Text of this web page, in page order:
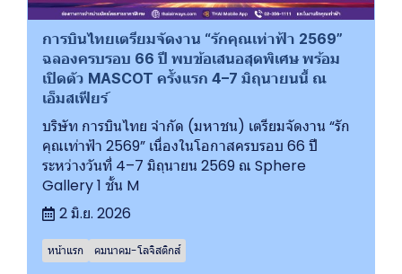
การบินไทยเตรียมจัดงาน “รักคุณเท่าฟ้า 2569”
ฉลองครบรอบ 66 ปี พบข้อเสนอสุดพิเศษ พร้อม
เปิดตัว MASCOT ครั้งแรก 4–7 มิถุนายนนี้ ณ
เอ็มสเฟียร์
บริษัท การบินไทย จำกัด (มหาชน) เตรียมจัดงาน “รัก
คุณเท่าฟ้า 2569” เนื่องในโอกาสครบรอบ 66 ปี
ระหว่างวันที่ 4–7 มิถุนายน 2569 ณ Sphere
Gallery 1 ชั้น M
2 มิ.ย. 2026
หน้าแรก คมนาคม-โลจิสติกส์